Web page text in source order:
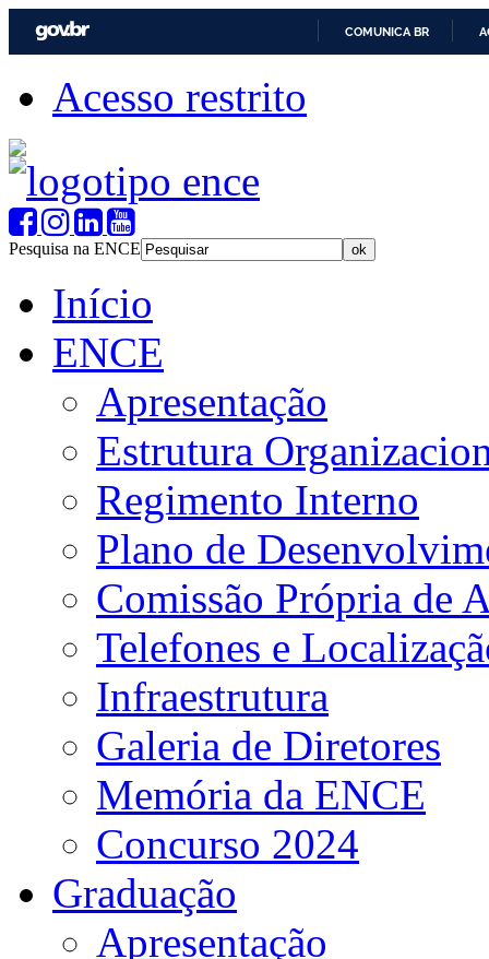
COMUNICA BR
Acesso restrito
Pesquisa na ENCE
Início
ENCE
Apresentação
Estrutura
Regimento Interno
Plano de
Comissão Própria de
Telefones e
Infraestrutura
Galeria de Diretores
Memória da ENCE
Concurso 2024
Graduação
Apresentação